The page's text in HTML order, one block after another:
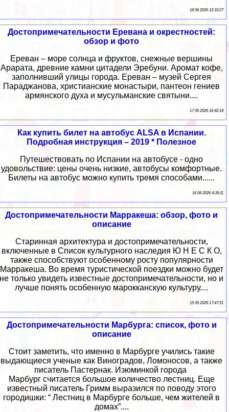
18 06 2026 12:33:27
Достопримечательности Еревана и окрестностей:
обзор и фото
Ереван – море солнца и фруктов, снежные вершины
Арарата, древние камни цитадели Эребуни. Аромат кофе,
заполнивший улицы города. Ереван – музей Сергея
Параджанова, христианские монастыри, пантеон гениев
армянского духа и мусульманские святыни....
17 06 2026 16:42:18
Как купить билет на автобус ALSA в Испании.
Подробная инструкция – 2019 * Полезное
Путешествовать по Испании на автобусе - одно
удовольствие: цены очень низкие, автобусы комфортные.
Билеты на автобус можно купить тремя способами......
16 06 2026 4:39:11
Достопримечательности Марракеша: обзор, фото и
описание
Старинная архитектура и достопримечательности,
включенные в Список культурного наследия Ю Н Е С К О,
также способствуют особенному росту популярности
Марракеша. Во время туристической поездки можно будет
не только увидеть известные достопримечательности, но и
лучше понять особенную марокканскую культуру....
15 06 2026 17:47:51
Достопримечательности Марбурга: список, фото и
описание
Стоит заметить, что именно в Марбурге учились такие
выдающиеся ученые как Виноградов, Ломоносов, а также
писатель Пастернак. Изюминкой города
Марбург считается большое количество лестниц. Еще
известный писатель Гримм выразился по поводу этого
городишки: “ Лестниц в Марбурге больше, чем жителей в
домах”....